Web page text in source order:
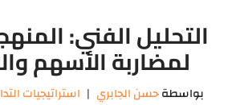
التحليل الفني:
لمضاربة الأسهم
بواسطةحسن الجابري استراتيجيات